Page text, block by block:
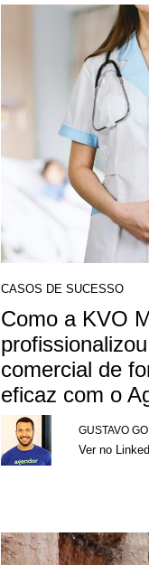
CASOS DE SUCESSO
Como a KVO
comercial de
eficaz com o
GUSTAVO
Ver no